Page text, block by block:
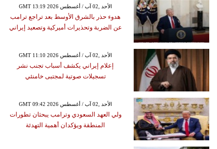
GMT 13:19 2026 الأحد ,02 آب / أغسطس
هدوء حذر بالشرق الأوسط بعد تراجع ترامب
عن الضربة وتحذيرات أميركية وتصعيد إيراني
GMT 11:10 2026 الأحد ,02 آب / أغسطس
إعلام إيراني يكشف أسباب تجنب نشر
تسجيلات صوتية لمجتبى خامنئي
GMT 09:42 2026 الأحد ,02 آب / أغسطس
ولي العهد السعودي وترامب يبحثان تطورات
المنطقة ويؤكدان أهمية التهدئة